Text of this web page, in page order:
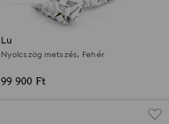
Lucent koktélgyűrű
Nyolcszög metszés, Fehér
99 900 Ft